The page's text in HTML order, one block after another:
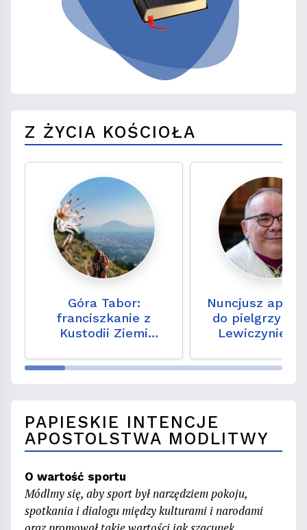
Z ŻYCIA KOŚCIOŁA
Góra Tabor:
franciszkanie z
Kustodii Ziemi
Przemienienie
Nuncjusz
do
Lewiczynie:
drogą ku
PAPIESKIE INTENCJE
APOSTOLSTWA MODLITWY
O wartość sportu
Módlmy się, aby sport był narzędziem pokoju,
spotkania i dialogu między kulturami i narodami